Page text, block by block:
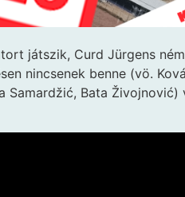
játszik, Curd Jürgens
nincsenek benne (vö.
Samardžić, Bata